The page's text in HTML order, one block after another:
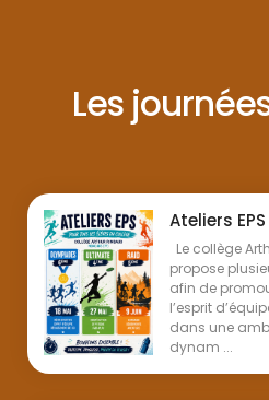
Les
Ateliers EPS
Le collège
propose
afin de
l’esprit
dans une
dynam ...